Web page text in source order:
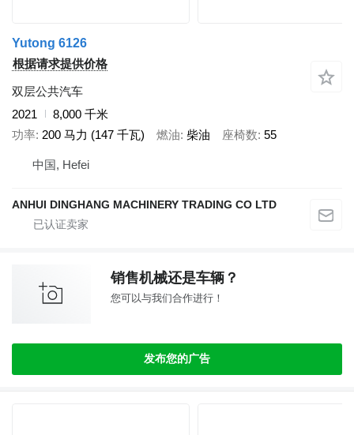
Yutong 6126
根据请求提供价格
双层公共汽车
2021
8,000 千米
功率 200 马力 (147 千瓦) 燃油 柴油 座椅数 55
中国, Hefei
ANHUI DINGHANG MACHINERY TRADING CO LTD
销售机械还是车辆？
您可以与我们合作进行！
发布您的广告